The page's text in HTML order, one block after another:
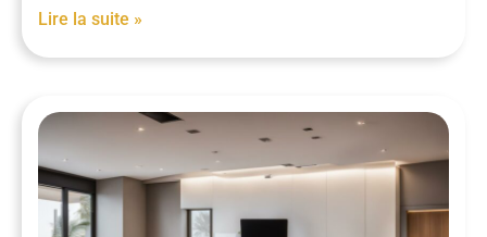
Lire la suite »